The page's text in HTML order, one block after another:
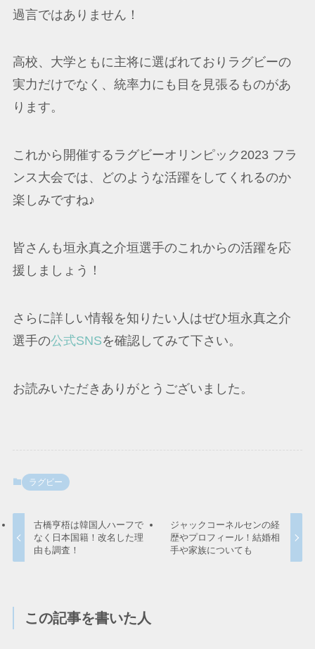
過言ではありません！
高校、大学ともに主将に選ばれておりラグビーの
実力だけでなく、統率力にも目を見張るものがあ
ります。
これから開催するラグビーオリンピック2023 フラ
ンス大会では、どのような活躍をしてくれるのか
楽しみですね♪
皆さんも垣永真之介垣選手のこれからの活躍を応
援しましょう！
さらに詳しい情報を知りたい人はぜひ垣永真之介
選手の公式SNSを確認してみて下さい。
お読みいただきありがとうございました。
ラグビー
古橋亨梧は韓国人ハーフで
なく日本国籍！改名した理
由も調査！
ジャックコーネルセンの経
歴やプロフィール！結婚相
手や家族についても
この記事を書いた人